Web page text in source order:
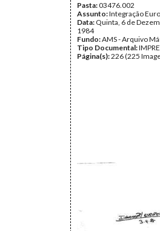
Pasta:03476.002
Assunto:Integração
Data: Quinta, 6 de
1984
Fundo:AMS - Arquivo
Tipo Documental:
Página(s):226 (225